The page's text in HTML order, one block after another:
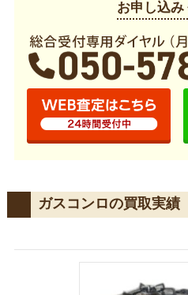
お申し込み
ガスコンロの買取実績